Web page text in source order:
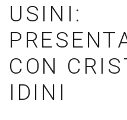
USINI:
CON
IDINI